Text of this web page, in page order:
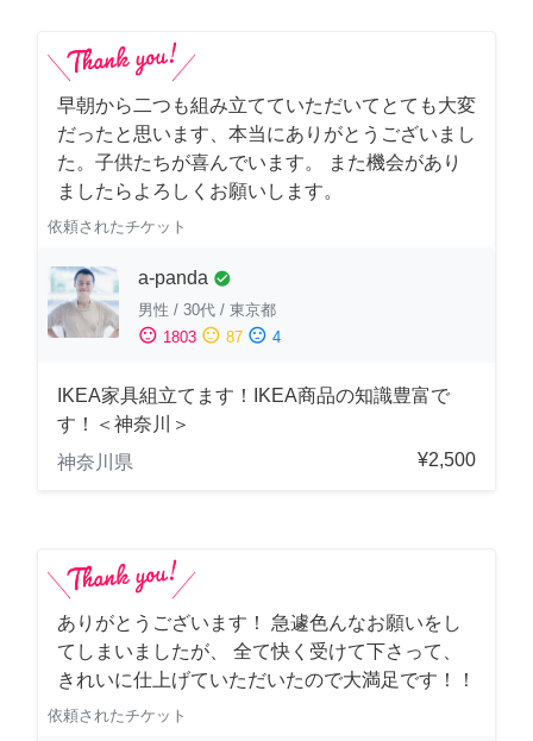
早朝から二つも組み立てていただいてとても大変
だったと思います、本当にありがとうございまし
た。子供たちが喜んでいます。 また機会があり
ましたらよろしくお願いします。
依頼されたチケット
a-panda check_circle
男性 / 30代 / 東京都
sentiment_satisfied 1803 sentiment_neutral 87 sentiment_dissatisfied 4
IKEA家具組立てます！IKEA商品の知識豊富で
す！＜神奈川＞
神奈川県
¥2,500
ありがとうございます！ 急遽色んなお願いをし
てしまいましたが、 全て快く受けて下さって、
きれいに仕上げていただいたので大満足です！！
依頼されたチケット